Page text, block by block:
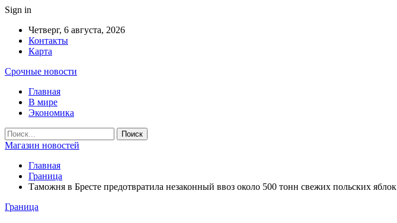
Sign in
Четверг, 6 августа, 2026
Контакты
Карта
Срочные новости
Главная
В мире
Экономика
Магазин новостей
Главная
Граница
Таможня в Бресте предотвратила незаконный ввоз около 500 тонн свежих польских яблок
Граница